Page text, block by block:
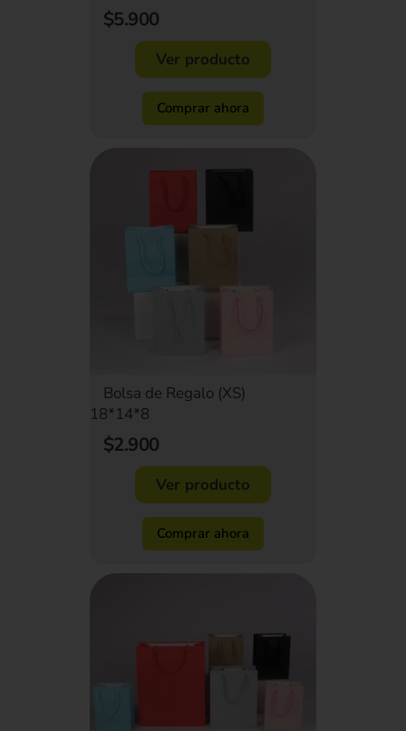
$5.900
Ver producto
Comprar ahora
Bolsa de Regalo (XS)
18*14*8
$2.900
Ver producto
Comprar ahora